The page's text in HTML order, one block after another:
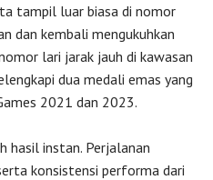
tampil luar biasa di nomor
dan kembali mengukuhkan
lari jarak jauh di kawasan
dua medali emas yang
2021 dan 2023.
hasil instan. Perjalanan
konsistensi performa dari